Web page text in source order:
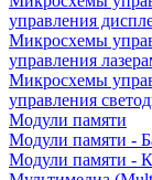
управления
Микросхемы
управления
Микросхемы
управления
Модули памяти
Модули памяти -
Модули памяти -